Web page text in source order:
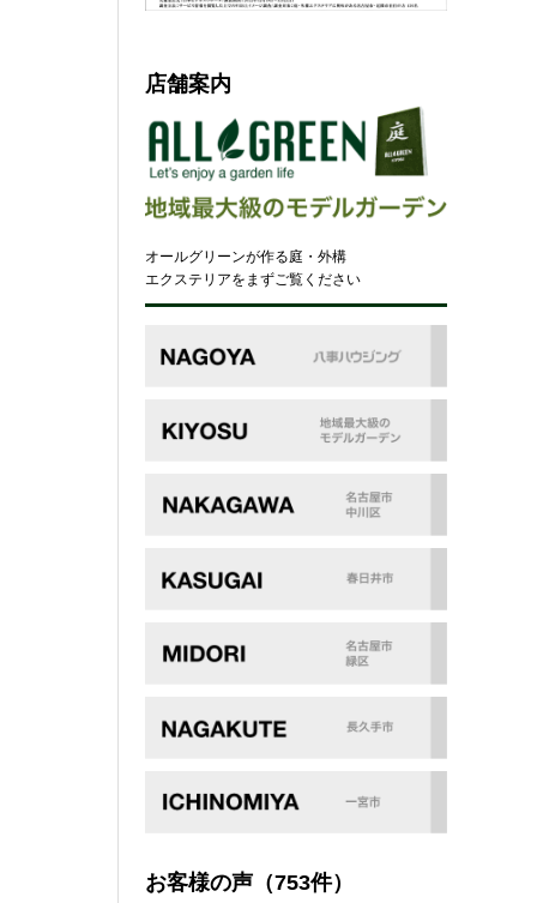
店舗案内
オールグリーンが作る庭・外構
エクステリアをまずご覧ください
お客様の声 （753件）